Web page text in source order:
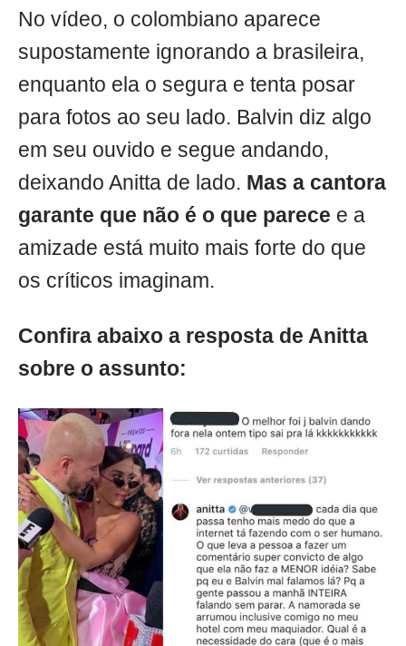
No vídeo, o colombiano aparece
supostamente ignorando a brasileira,
enquanto ela o segura e tenta posar
para fotos ao seu lado. Balvin diz algo
em seu ouvido e segue andando,
deixando Anitta de lado. Mas a cantora
garante que não é o que parece e a
amizade está muito mais forte do que
os críticos imaginam.
Confira abaixo a resposta de Anitta
sobre o assunto: